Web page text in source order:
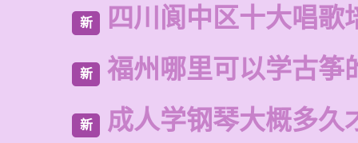
新 四川阆中区十大唱歌
新 福州哪里可以学古筝
新 成人学钢琴大概多久